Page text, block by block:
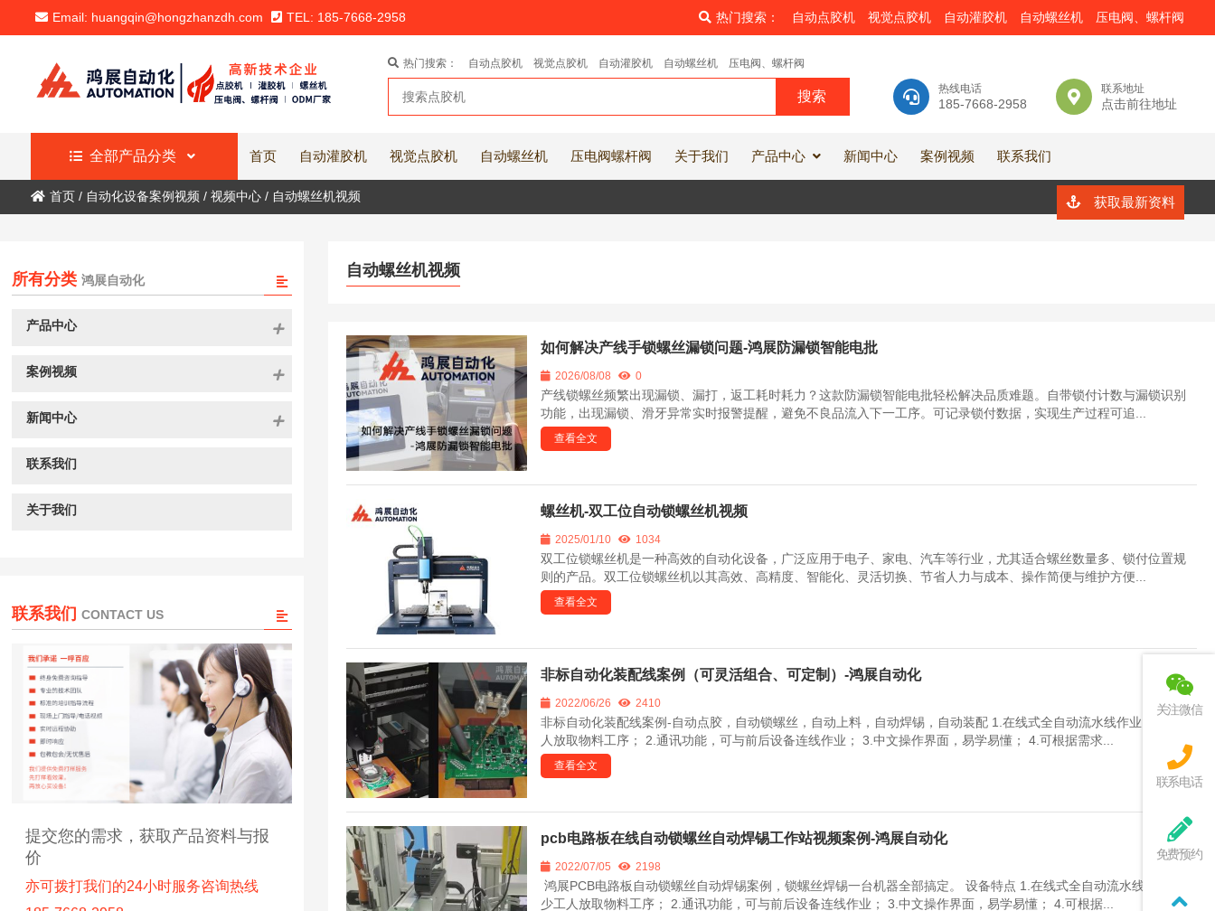
Email: huangqin@hongzhanzdh.com TEL: 185-7668-2958 热门搜索： 自动点胶机 视觉点胶机 自动灌胶机 自动螺丝机 压电阀、螺杆阀
热线电话
185-7668-2958
联系地址
点击前往地址
热门搜索： 自动点胶机 视觉点胶机 自动灌胶机 自动螺丝机 压电阀、螺杆阀
全部产品分类 首页 自动灌胶机 视觉点胶机 自动螺丝机 压电阀螺杆阀 关于我们 产品中心 新闻中心 案例视频 联系我们
获取最新资料
首页/ 自动化设备案例视频 / 视频中心/ 自动螺丝机视频
自动螺丝机视频
如何解决产线手锁螺丝漏锁问题-鸿展防漏锁智能电批
2026/08/08 0
产线锁螺丝频繁出现漏锁、漏打，返工耗时耗力？这款防漏锁智能电批轻松解决品质难题。自带锁付计数与漏锁识别
功能，出现漏锁、滑牙异常实时报警提醒，避免不良品流入下一工序。可记录锁付数据，实现生产过程可追...
查看全文
螺丝机-双工位自动锁螺丝机视频
2025/01/10 1034
双工位锁螺丝机是一种高效的自动化设备，广泛应用于电子、家电、汽车等行业，尤其适合螺丝数量多、锁付位置规
则的产品。双工位锁螺丝机以其高效、高精度、智能化、灵活切换、节省人力与成本、操作简便与维护方便...
查看全文
非标自动化装配线案例（可灵活组合、可定制）-鸿展自动化
2022/06/26 2410
非标自动化装配线案例-自动点胶，自动锁螺丝，自动上料，自动焊锡，自动装配 1.在线式全自动流水线作业，减少工
人放取物料工序； 2.通讯功能，可与前后设备连线作业； 3.中文操作界面，易学易懂； 4.可根据需求...
查看全文
pcb电路板在线自动锁螺丝自动焊锡工作站视频案例-鸿展自动化
2022/07/05 2198
鸿展PCB电路板自动锁螺丝自动焊锡案例，锁螺丝焊锡一台机器全部搞定。 设备特点 1.在线式全自动流水线作业，减
少工人放取物料工序； 2.通讯功能，可与前后设备连线作业； 3.中文操作界面，易学易懂； 4.可根据...
所有分类 鸿展自动化
产品中心
案例视频
新闻中心
联系我们
关于我们
联系我们 CONTACT US
提交您的需求，获取产品资料与报
价
亦可拨打我们的24小时服务咨询热线
关注微信
联系电话
免费预约